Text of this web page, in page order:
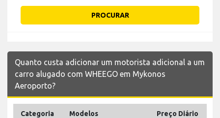
PROCURAR
Quanto custa adicionar um motorista adicional a um
carro alugado com WHEEGO em Mykonos
Aeroporto?
Categoria Modelos Preço Diário